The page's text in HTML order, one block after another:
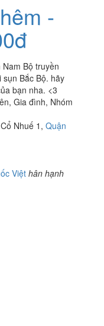
-
Bộ truyền
Bắc Bộ. hãy
bạn nha. <3
, Gia đình, Nhóm
Nhuế 1, Quận
Việt hân hạnh